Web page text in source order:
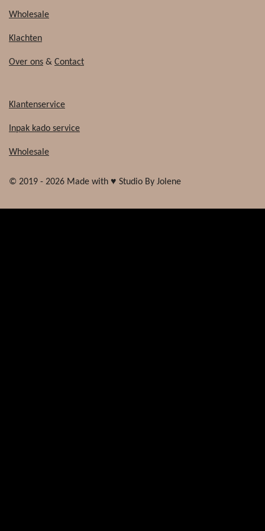
Wholesale
Klachten
Over ons & Contact
Klantenservice
Inpak kado service
Wholesale
© 2019 - 2026 Made with ♥ Studio By Jolene